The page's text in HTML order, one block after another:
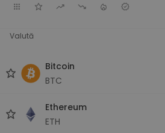
Valută
Bitcoin
BTC
Ethereum
ETH